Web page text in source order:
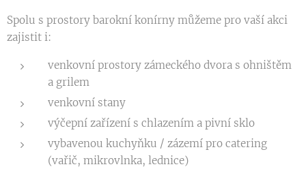
Spolu s prostory barokní konírny můžeme pro vaší akci
zajistit i:
venkovní prostory zámeckého dvora s ohništěm
a grilem
venkovní stany
výčepní zařízení s chlazením a pivní sklo
vybavenou kuchyňku / zázemí pro catering
(vařič, mikrovlnka, lednice)